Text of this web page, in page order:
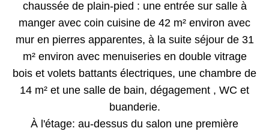
chaussée de plain-pied : une entrée sur salle à
manger avec coin cuisine de 42 m² environ avec
mur en pierres apparentes, à la suite séjour de 31
m² environ avec menuiseries en double vitrage
bois et volets battants électriques, une chambre de
14 m² et une salle de bain, dégagement , WC et
buanderie.
À l'étage: au-dessus du salon une première